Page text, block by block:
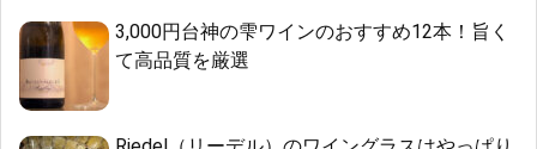
3,000円台神の雫ワインのおすすめ12本！旨く
て高品質を厳選